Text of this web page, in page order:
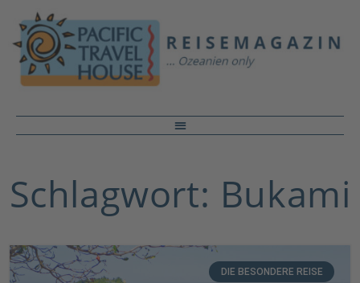
Schlagwort: Bukami
DIE BESONDERE REISE